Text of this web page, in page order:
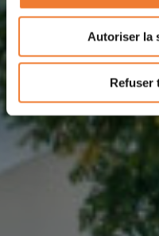
Autoriser la
Refuser